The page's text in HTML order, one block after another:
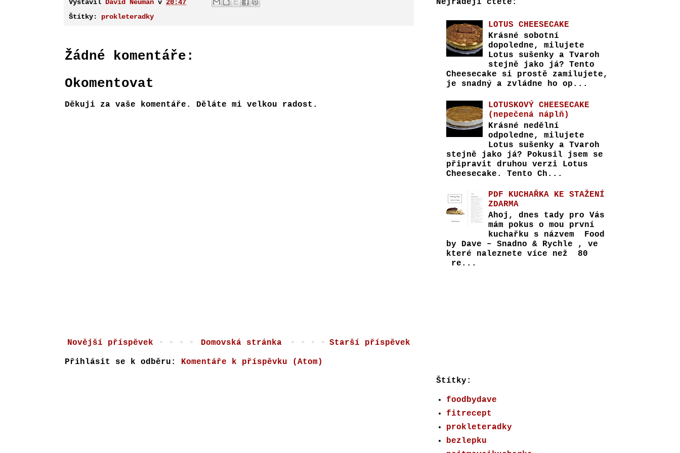
Vystavil David Neuman v 20:47
Štítky: prokleteradky
Žádné komentáře:
Okomentovat
Děkuji za vaše komentáře. Děláte mi velkou radost.
Novější příspěvek Starší příspěvek
Domovská stránka
Přihlásit se k odběru: Komentáře k příspěvku (Atom)
Nejraději čtete:
LOTUS CHEESECAKE
Krásné sobotní
dopoledne, milujete
Lotus sušenky a Tvaroh
stejně jako já? Tento
Cheesecake si prostě zamilujete,
je snadný a zvládne ho op...
LOTUSKOVÝ CHEESECAKE
(nepečená náplň)
Krásné nedělní
odpoledne, milujete
Lotus sušenky a Tvaroh
stejně jako já? Pokusil jsem se
připravit druhou verzi Lotus
Cheesecake. Tento Ch...
PDF KUCHAŘKA KE STAŽENÍ
ZDARMA
Ahoj, dnes tady pro Vás
mám pokus o mou první
kuchařku s názvem Food
by Dave – Snadno & Rychle , ve
které naleznete více než 80
re...
Štítky:
foodbydave
fitrecept
prokleteradky
bezlepku